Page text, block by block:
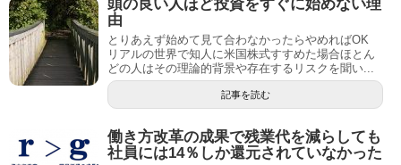
頭の良い人ほど投資をすぐに始めない理
由
とりあえず始めて見て合わなかったらやめればOK
リアルの世界で知人に米国株式すすめた場合ほとん
どの人はその理論的背景や存在するリスクを聞い...
記事を読む
働き方改革の成果で残業代を減らしても
社員には14％しか還元されていなかった